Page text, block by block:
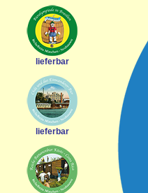
lieferbar
lieferbar